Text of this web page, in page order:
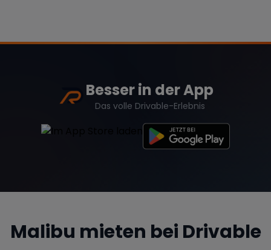
Porsche Lamborghini Ferrari
McLaren Ford Jaguar
Bentley Rolls Royce Aston Martin
Zeitraum wählenBesser in der App
Das volle Drivable-Erlebnis
Malibu mieten bei Drivable